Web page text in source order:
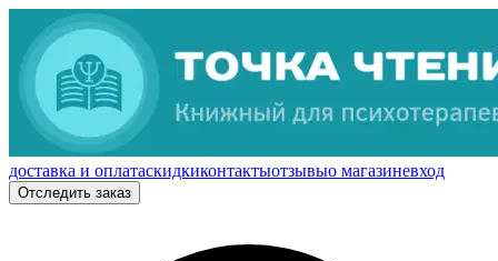
доставка и оплатаскидкиконтактыотзывыо магазиневход
Отследить заказ